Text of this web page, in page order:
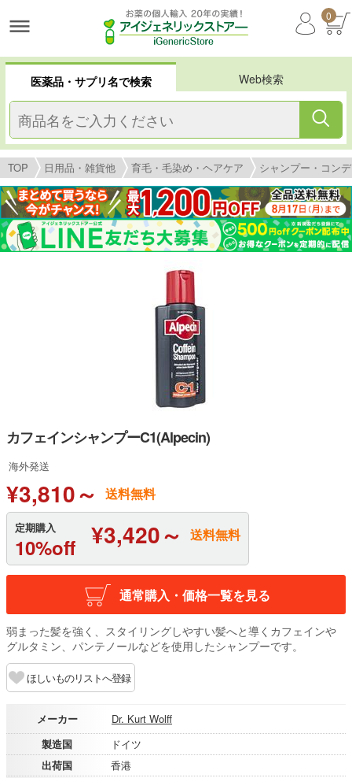
0
医薬品・サプリ名で検索 Web検索
TOP 日用品・雑貨他 育毛・毛染め・ヘアケア シャンプー・コン
カフェインシャンプーC1(Alpecin)
海外発送
¥3,810～ 送料無料
定期購入
10%off ¥3,420～ 送料無料
通常購入・価格一覧を見る
弱まった髪を強く、スタイリングしやすい髪へと導くカフェインや
グルタミン、パンテノールなどを使用したシャンプーです。
ほしいものリストへ登録
メーカー
Dr. Kurt Wolff
製造国
ドイツ
出荷国
香港